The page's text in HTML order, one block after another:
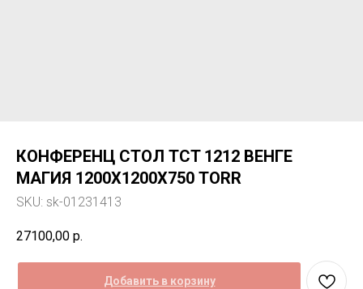
КОНФЕРЕНЦ СТОЛ TCT 1212 ВЕНГЕ
МАГИЯ 1200Х1200Х750 TORR
SKU: sk-01231413
27100,00 р.
Добавить в корзину